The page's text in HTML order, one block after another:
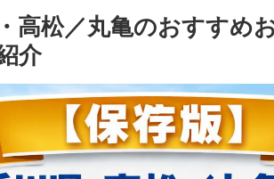
高松／丸亀のおすすめ
介